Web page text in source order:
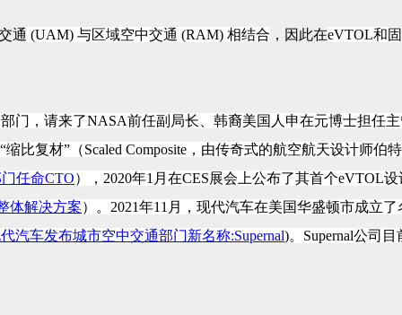
通 (UAM) 与区域空中交通 (RAM) 相结合 ，因此在eVTOL和
门， 请来了NASA前任副局长、韩裔美国人申在元博士担任
比复材”（Scaled Composite，由传奇式的航空航天设计师
任命CTO） ， 2020年1月在CES展会上公布了其首个eVTOL
体解决方案）。 2021年11月，现代汽车在美国华盛顿市成立了
汽车发布城市空中交通部门新名称:Supernal)。 Supernal公司